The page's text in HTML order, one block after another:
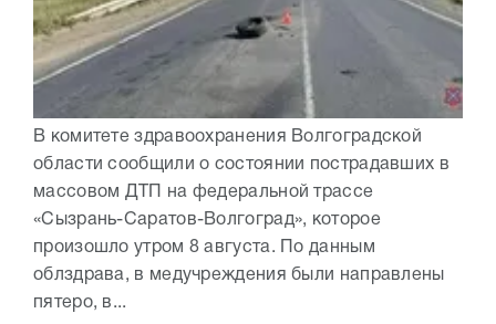
В комитете здравоохранения Волгоградской
области сообщили о состоянии пострадавших в
массовом ДТП на федеральной трассе
«Сызрань-Саратов-Волгоград», которое
произошло утром 8 августа. По данным
облздрава, в медучреждения были направлены
пятеро, в...